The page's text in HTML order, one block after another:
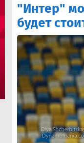
"Интер"
будет